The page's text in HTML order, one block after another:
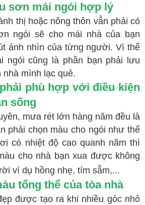
sơn mái ngói hợp lý
thị hoặc nông thôn vẫn phải có
ngói sẽ cho mái nhà của bạn
ánh nhìn của từng người. Vì thế
ngói cũng là phần bạn phải lưu
nhà mình lạc quẻ.
phù hợp với điều kiện
sống
mưa rét lớn hàng năm đều là
phải chọn màu cho ngói như thế
có nhiệt độ cao quanh năm thì
cho nhà bạn xua được không
ví dụ hồng nhẹ, tím sẫm,...
tổng thể của tòa nhà
được tạo ra khi nhiều góc nhỏ